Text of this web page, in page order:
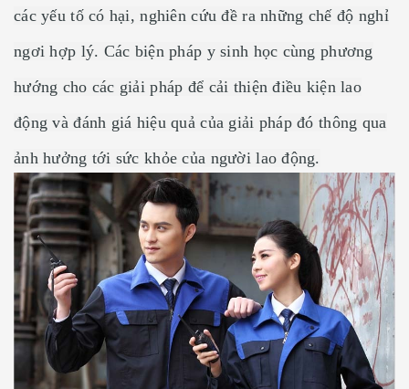
các yếu tố có hại, nghiên cứu đề ra những chế độ nghỉ
ngơi hợp lý. Các biện pháp y sinh học cùng phương
hướng cho các giải pháp để cải thiện điều kiện lao
động và đánh giá hiệu quả của giải pháp đó thông qua
ảnh hưởng tới sức khỏe của người lao động.